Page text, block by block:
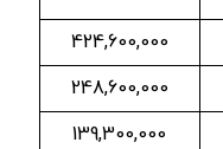
424,600,000
248,600,000
139,300,000